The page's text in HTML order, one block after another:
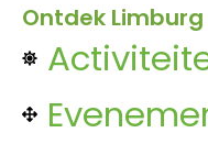
Ontdek Limburg